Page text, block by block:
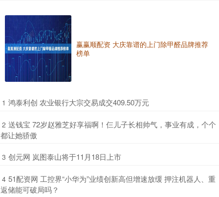
赢赢顺配资 大庆靠谱的上门除甲醛品牌推荐
榜单
1 ​鸿泰利创 农业银行大宗交易成交409.50万元
2 ​送钱宝 72岁赵雅芝好享福啊！仨儿子长相帅气，事业有成，个个
都让她骄傲
3 ​创元网 岚图泰山将于11月18日上市
4 ​51配资网 工控界“小华为”业绩创新高但增速放缓 押注机器人、重
返储能可破局吗？